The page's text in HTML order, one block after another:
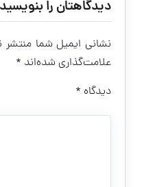
دیدگاهتان را بنویسید
نشانی ایمیل شما
علامت‌گذاری شده‌اند *
دیدگاه *